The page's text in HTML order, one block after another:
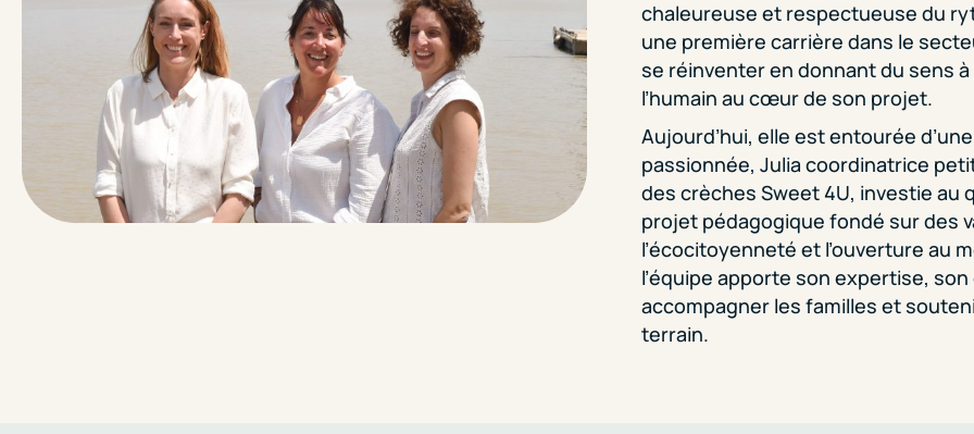
chaleureuse et respectueuse du
une première carrière dans le
se réinventer en donnant du sens
l’humain au cœur de son projet.
Aujourd’hui, elle est entourée
passionnée, Julia coordinatrice
des crèches Sweet 4U, investie au
projet pédagogique fondé sur des
l’écocitoyenneté et l’ouverture au
l’équipe apporte son expertise,
accompagner les familles et
terrain.